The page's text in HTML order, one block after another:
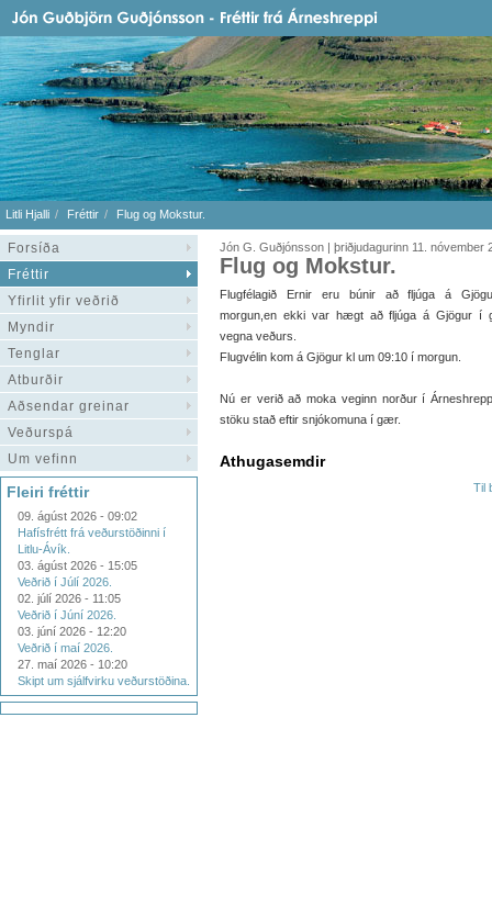
Litli Hjalli Fréttir Flug og Mokstur.
Forsíða
Fréttir
Yfirlit yfir veðrið
Myndir
Tenglar
Atburðir
Aðsendar greinar
Veðurspá
Um vefinn
Fleiri fréttir
09. ágúst 2026 - 09:02
Hafísfrétt frá veðurstöðinni í
Litlu-Ávík.
03. ágúst 2026 - 15:05
Veðrið í Júlí 2026.
02. júlí 2026 - 11:05
Veðrið í Júní 2026.
03. júní 2026 - 12:20
Veðrið í maí 2026.
27. maí 2026 - 10:20
Skipt um sjálfvirku veðurstöðina.
Jón G. Guðjónsson | þriðjudagurinn 11. nóvember
Flug og Mokstur.
Flugfélagið Ernir eru búnir að fljúga á
morgun,en ekki var hægt að fljúga á Gjögur í
vegna veðurs.
Flugvélin kom á Gjögur kl um 09:10 í morgun.
Nú er verið að moka veginn norður í
stöku stað eftir snjókomuna í gær.
Athugasemdir
Til